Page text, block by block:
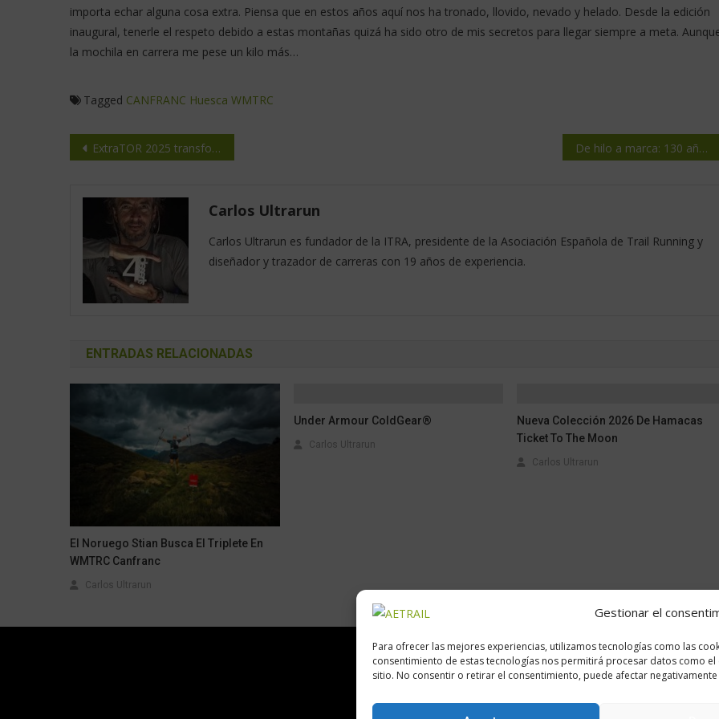
Gestionar el
Para ofrecer las mejores experiencias, utilizamos tecnologías como las
consentimiento de estas tecnologías nos permitirá procesar datos como
sitio. No consentir o retirar el consentimiento, puede afectar
importa echar alguna cosa extra. Piensa que en estos años aquí nos ha tronado, llovido, nevado y helado. Desde la edición
inaugural, tenerle el respeto debido a estas montañas quizá ha sido otro de mis secretos para llegar siempre a meta.
la mochila en carrera me pese un kilo más…
Tagged CANFRANC Huesca WMTRC
ExtraTOR 2025 transforma el TORX®️ with Kailas en una fiesta itinerante De hilo a marca: 130 años de FALKE
Carlos Ultrarun
Carlos Ultrarun es fundador de la ITRA, presidente de la Asociación Española de Trail Running y
diseñador y trazador de carreras con 19 años de experiencia.
ENTRADAS RELACIONADAS
El Noruego Stian Busca El Triplete En
WMTRC Canfranc
Carlos Ultrarun
Under Armour ColdGear®
Carlos Ultrarun
Nueva Colección 2026 De Hamacas
Ticket To The Moon
Carlos Ultrarun
Calle Daoiz, 12, Madrid